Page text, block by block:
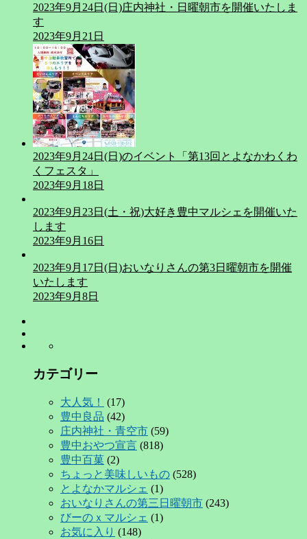
2023年9月24日(日)庄内神社・日曜朝市を開催いたしま
す
2023年9月21日
2023年9月24日(日)のイベント「第13回とよなかわくわ
くフェスタ」
2023年9月18日
2023年9月23日(土・祝)大好き豊中マルシェを開催いた
します
2023年9月16日
2023年9月17日(日)おいなりさんの第3日曜朝市を開催
いたします
2023年9月8日
カテゴリー
大人気！
(17)
豊中良品 (42)
庄内神社・青空市 (59)
豊中おやつ宣言 (818)
豊中百菓 (2)
ちょっと美味しいもの (528)
とよなかマルシェ (1)
おいなりさんの第三日曜朝市 (243)
びーのｘマルシェ (1)
お気に入り (148)